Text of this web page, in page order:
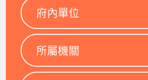
府內單位
所屬機關